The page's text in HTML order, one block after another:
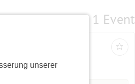
unserer
1 Event
ab 18 bis 99 Jahre